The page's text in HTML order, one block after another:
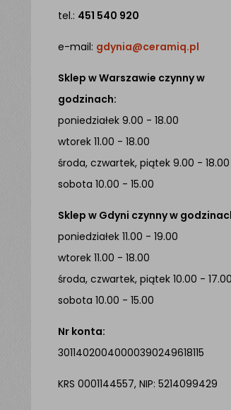
tel.: 451 540 920
e-mail: gdynia@ceramiq.pl
Sklep w Warszawie czynny w
godzinach:
poniedziałek 9.00 - 18.00
wtorek 11.00 - 18.00
środa, czwartek, piątek 9.00 - 18.00
sobota 10.00 - 15.00
Sklep w Gdyni czynny w
poniedziałek 11.00 - 19.00
wtorek 11.00 - 18.00
środa, czwartek, piątek 10.00 - 17.00
sobota 10.00 - 15.00
Nr konta:
30114020040000390249618115
KRS 0001144557, NIP: 5214099429